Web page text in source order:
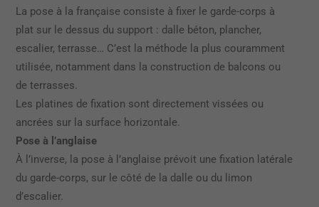
La pose à la française consiste à fixer le garde-corps à
plat sur le dessus du support : dalle béton, plancher,
escalier, terrasse… C’est la méthode la plus couramment
utilisée, notamment dans la construction de balcons ou
de terrasses.
Les platines de fixation sont directement vissées ou
ancrées sur la surface horizontale.
Pose à l’anglaise
À l’inverse, la pose à l’anglaise prévoit une fixation latérale
du garde-corps, sur le côté de la dalle ou du limon
d’escalier.